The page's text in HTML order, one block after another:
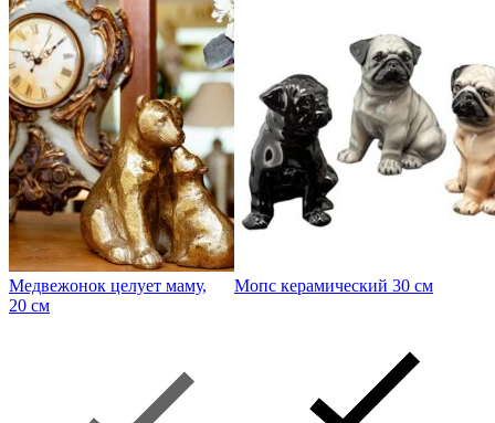
Медвежонок целует маму,
20 см
Мопс керамический 30 см